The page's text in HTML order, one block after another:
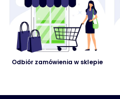
Odbiór zamówienia w sklepie